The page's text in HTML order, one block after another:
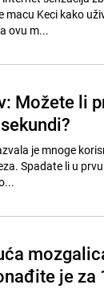
macu Keci kako
ovu m...
Možete li
je mnoge
Spadate li u
je za